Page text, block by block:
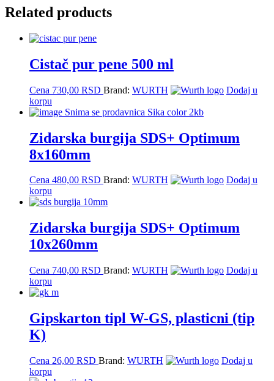
Related products
Cistač pur pene 500 ml
Cena 730,00 RSD Brand: WURTH
Dodaj u
korpu
Zidarska burgija SDS+ Optimum
8x160mm
Cena 480,00 RSD Brand: WURTH
Dodaj u
korpu
Zidarska burgija SDS+ Optimum
10x260mm
Cena 740,00 RSD Brand: WURTH
Dodaj u
korpu
Gipskarton tipl W-GS, plasticni (tip
K)
Cena 26,00 RSD Brand: WURTH
Dodaj u
korpu